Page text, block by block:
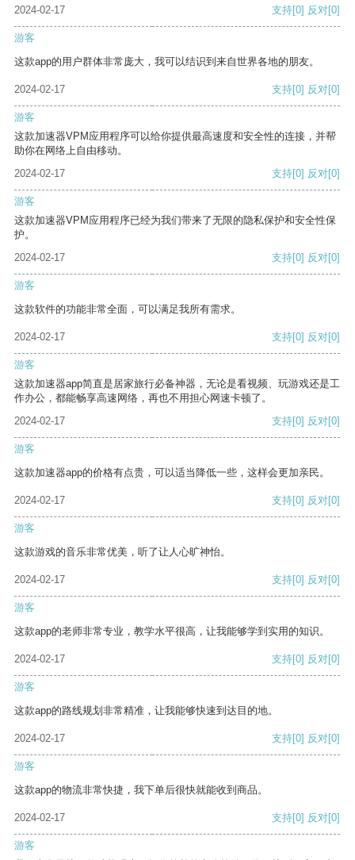
2024-02-17 支持[0] 反对[0]
游客
这款app的用户群体非常庞大，我可以结识到来自世界各地的朋友。
2024-02-17 支持[0] 反对[0]
游客
这款加速器VPM应用程序可以给你提供最高速度和安全性的连接，并帮
助你在网络上自由移动。
2024-02-17
支持[0] 反对[0]
游客
这款加速器VPM应用程序已经为我们带来了无限的隐私保护和安全性保
护。
2024-02-17
支持[0] 反对[0]
游客
这款软件的功能非常全面，可以满足我所有需求。
2024-02-17 支持[0] 反对[0]
游客
这款加速器app简直是居家旅行必备神器，无论是看视频、玩游戏还是工
作办公，都能畅享高速网络，再也不用担心网速卡顿了。
2024-02-17
支持[0] 反对[0]
游客
这款加速器app的价格有点贵，可以适当降低一些，这样会更加亲民。
2024-02-17 支持[0] 反对[0]
游客
这款游戏的音乐非常优美，听了让人心旷神怡。
2024-02-17 支持[0] 反对[0]
游客
这款app的老师非常专业，教学水平很高，让我能够学到实用的知识。
2024-02-17 支持[0] 反对[0]
游客
这款app的路线规划非常精准，让我能够快速到达目的地。
2024-02-17 支持[0] 反对[0]
游客
这款app的物流非常快捷，我下单后很快就能收到商品。
2024-02-17 支持[0] 反对[0]
游客